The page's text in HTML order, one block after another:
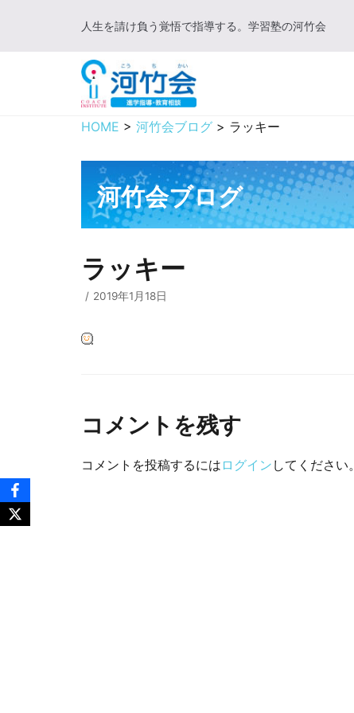
人生を請け負う覚悟で指導する。学習塾の河竹会
HOME > 河竹会ブログ > ラッキー
河竹会ブログ
ラッキー
2019年1月18日
コメントを残す
コメントを投稿するには ログイン してください。